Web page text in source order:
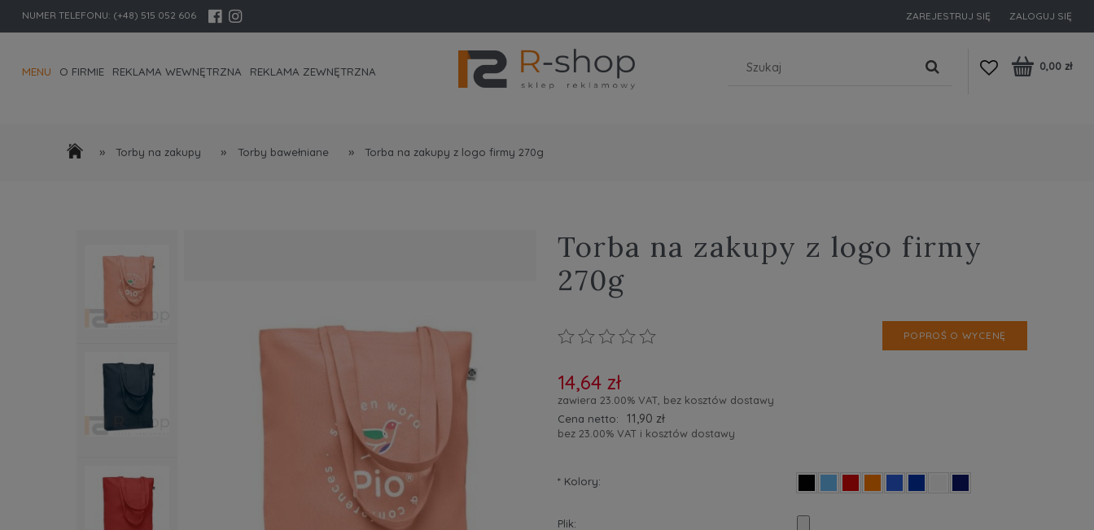
NUMER TELEFONU: (+48) 515 052 606 ZAREJESTRUJ SIĘ ZALOGUJ SIĘ
MENU O FIRMIE REKLAMA WEWNĘTRZNA REKLAMA ZEWNĘTRZNA 0,00 zł
» Torby na zakupy » Torby bawełniane » Torba na zakupy z logo firmy 270g
Torba na zakupy z logo firmy
270g
POPROŚ O WYCENĘ
14,64 zł
zawiera 23.00% VAT, bez kosztów dostawy
Cena netto:
11,90 zł
bez 23.00% VAT i kosztów dostawy
* Kolory:
Plik: